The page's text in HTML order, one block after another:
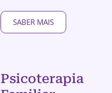
SABER MAIS
Psicoterapia